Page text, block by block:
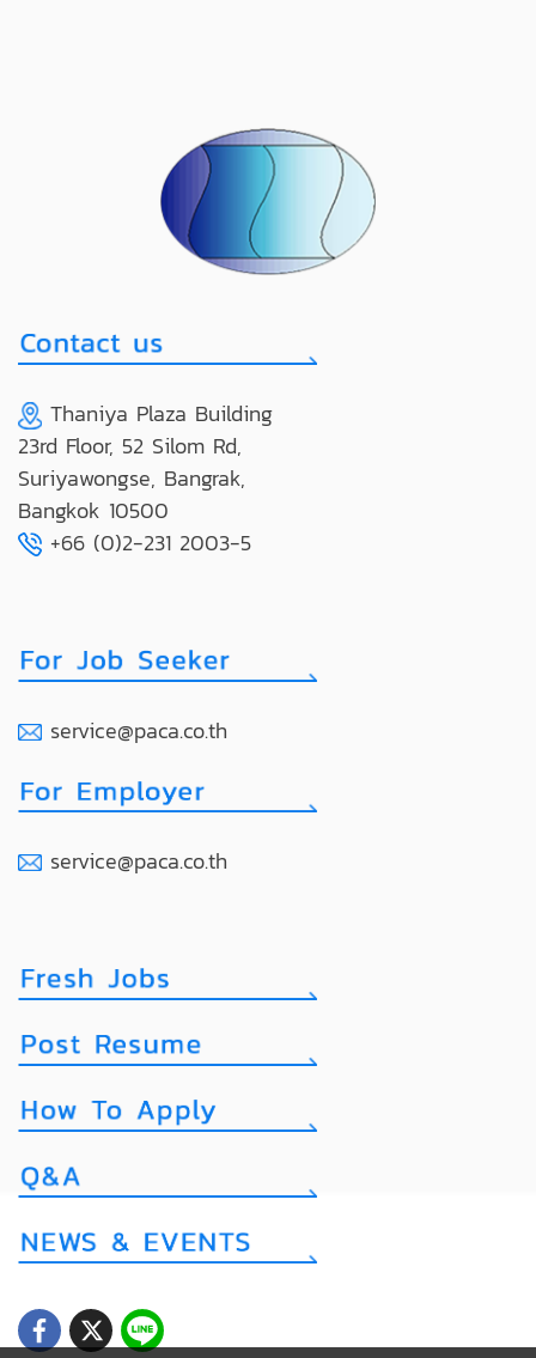
Thaniya Plaza Building
23rd Floor, 52 Silom Rd,
Suriyawongse, Bangrak,
Bangkok 10500
+66 (0)2-231 2003-5
service@paca.co.th
service@paca.co.th